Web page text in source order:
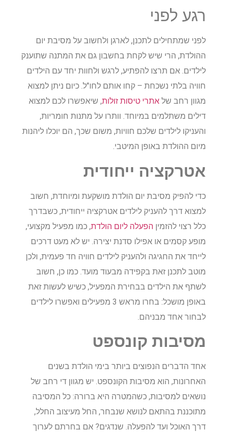
רגע לפני
לפני שמתחילים לתכנן, לארגן ולחשוב על מסיבת יום
ההולדת, הרי שיש לקחת בחשבון גם את המתנה שתוענק
לילדים. אם תרצו להפתיע, לרגש ולחוות יחד עם הילדים
חוויה בלתי נשכחת – קחו אותם לחו"ל. כיום ניתן למצוא
מגוון רחב שלאתרי טיסות זולות, שיאפשרו לכם למצוא
דילים משתלמים במיוחד. וותרו על מתנות חומריות,
והעניקו לילדים שלכם חוויות, משום שכך, הם יוכלו ליהנות
מיום ההולדת באופן המיטבי.
אטרקציה ייחודית
כדי להפיק מסיבת יום הולדת מושקעת ומיוחדת, חשוב
למצוא דרך להעניק לילדים אטרקציה ייחודית, כשבדרך
כלל רצוי להזמיןהפעלה ליום הולדת, כמו מפעיל מקצועי,
מופע קסמים או אפילו סדנת יצירה. יש לא מעט דרכים
לייחד את החגיגה ולהעניק לילדים חוויה חד פעמית, ולכן
מוטב לתכנן זאת בקפידה מבעוד מועד. כמו כן, חשוב
לשתף את הילדים בבחירת המפעיל, כשיש לעשות זאת
באופן מושכל: בחרו מראש 3 מפעילים ואפשרו לילדים
לבחור אחד מבניהם.
מסיבות קונספט
אחד הדברים הנפוצים ביותר בימי הולדת בשנים
האחרונות, הוא מסיבות הקונספט. יש מגוון די רחב של
נושאים למסיבות, כשהמטרה היא ברורה: כל המסיבה
מתוכננת בהתאם לנושא שנבחר, החל מעיצוב החלל,
דרך האוכל ועד להפעלה. שנדגים? אם בחרתם לערוך